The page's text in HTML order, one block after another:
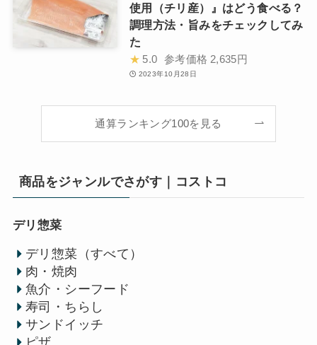
使用（チリ産）』はどう食べる？
調理方法・旨みをチェックしてみ
た
★ 5.0 参考価格 2,635円
2023年10月28日
通算ランキング100を見る
商品をジャンルでさがす｜コストコ
デリ惣菜
デリ惣菜（すべて）
肉・焼肉
魚介・シーフード
寿司・ちらし
サンドイッチ
ピザ